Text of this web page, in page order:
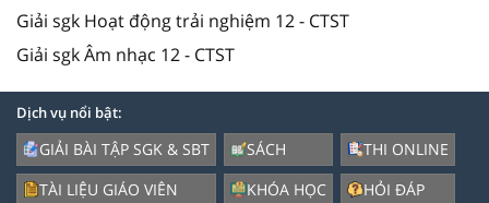
Giải sgk Hoạt động trải nghiệm 12 - CTST
Giải sgk Âm nhạc 12 - CTST
Dịch vụ nổi bật:
GIẢI BÀI TẬP SGK & SBT
TÀI LIỆU GIÁO VIÊN
SÁCH
KHÓA HỌC
THI ONLINE
HỎI ĐÁP